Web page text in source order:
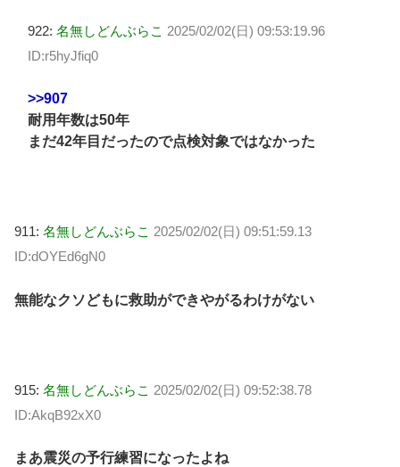
922: 名無しどんぶらこ 2025/02/02(日) 09:53:19.96
ID:r5hyJfiq0
>>907
耐用年数は50年
まだ42年目だったので点検対象ではなかった
911: 名無しどんぶらこ 2025/02/02(日) 09:51:59.13
ID:dOYEd6gN0
無能なクソどもに救助ができやがるわけがない
915: 名無しどんぶらこ 2025/02/02(日) 09:52:38.78
ID:AkqB92xX0
まあ震災の予行練習になったよね